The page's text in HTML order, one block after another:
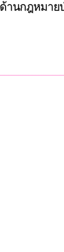
านกฎหมา